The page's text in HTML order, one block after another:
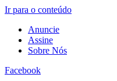
Ir para o conteúdo
Anuncie
Assine
Sobre Nós
Facebook